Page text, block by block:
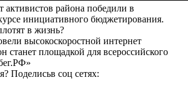
активистов района победили в
инициативного бюджетирования.
в жизнь?
высокоскоростной интернет
станет площадкой для всероссийского
Поделиcьв соц сетях: